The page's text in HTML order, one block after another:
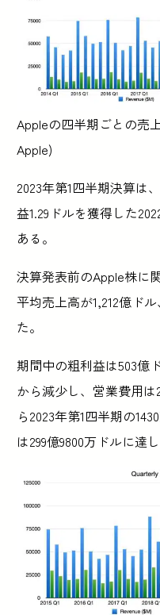
Appleの四半期ごとの売
Apple)
2023年第1四半期決算は
益1.29ドルを獲得した
ある。
決算発表前のApple株に
平均売上高が1,212億ド
た。
期間中の粗利益は503億
から減少し、営業費用は
ら2023年第1四半期の
は299億9800万ドルに達